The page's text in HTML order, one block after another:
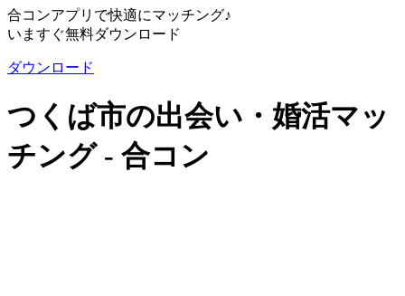
合コンアプリで快適にマッチング♪
いますぐ無料ダウンロード
ダウンロード
つくば市の出会い・婚活マッ
チング - 合コン